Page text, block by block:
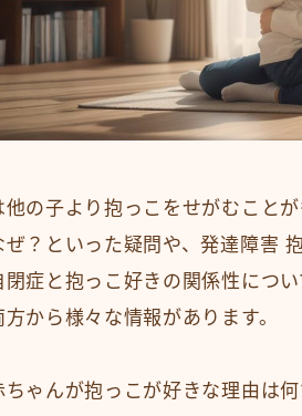
他の子より抱っこをせがむこと
ぜ？といった疑問や、発達障害
閉症と抱っこ好きの関係性につ
から様々な情報があります。
ちゃんが抱っこが好きな理由は